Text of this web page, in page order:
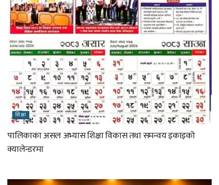
शिक्षा
पालिकाका असल अभ्यास शिक्षा विकास तथा समन्वय इकाइको
क्यालेन्डरमा